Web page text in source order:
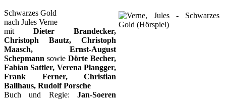
Schwarzes Gold
nach Jules Verne
mit Dieter Brandecker,
Christoph Bautz, Christoph
Maasch, Ernst-August
Schepmann sowie Dörte Becher,
Fabian Sattler, Verena Plangger,
Frank Ferner, Christian
Ballhaus, Rudolf Porsche
Buch und Regie: Jan-Soeren